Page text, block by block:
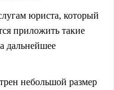
юриста, который
приложить такие
дальнейшее
небольшой размер